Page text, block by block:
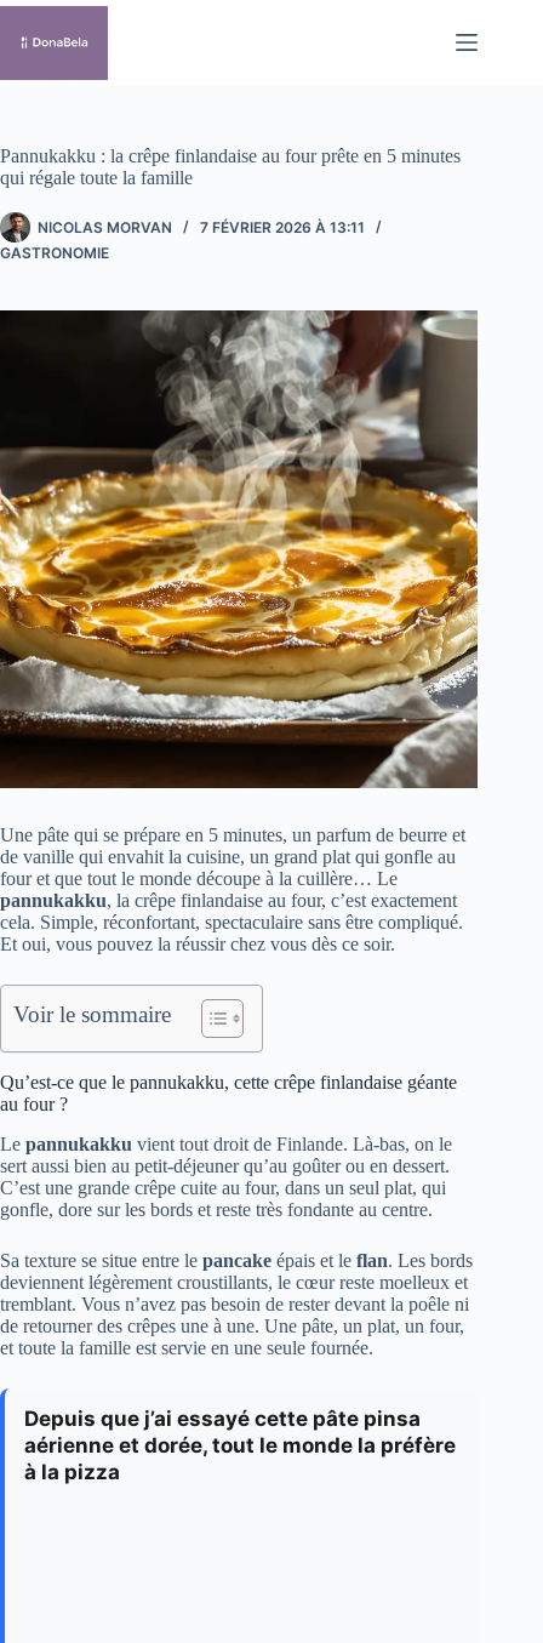
Passer
contenu
Pannukakku : la crêpe finlandaise au four prête en 5 minutes
qui régale toute la famille
NICOLAS MORVAN
7 FÉVRIER 2026 À 13:11
GASTRONOMIE
Une pâte qui se prépare en 5 minutes, un parfum de beurre et
de vanille qui envahit la cuisine, un grand plat qui gonfle au
four et que tout le monde découpe à la cuillère… Le
pannukakku, la crêpe finlandaise au four, c’est exactement
cela. Simple, réconfortant, spectaculaire sans être compliqué.
Et oui, vous pouvez la réussir chez vous dès ce soir.
Voir le sommaire
Qu’est-ce que le pannukakku, cette crêpe finlandaise géante
au four ?
Le pannukakku vient tout droit de Finlande. Là-bas, on le
sert aussi bien au petit-déjeuner qu’au goûter ou en dessert.
C’est une grande crêpe cuite au four, dans un seul plat, qui
gonfle, dore sur les bords et reste très fondante au centre.
Sa texture se situe entre le pancake épais et le flan. Les bords
deviennent légèrement croustillants, le cœur reste moelleux et
tremblant. Vous n’avez pas besoin de rester devant la poêle ni
de retourner des crêpes une à une. Une pâte, un plat, un four,
et toute la famille est servie en une seule fournée.
Depuis que j’ai essayé cette pâte pinsa
aérienne et dorée, tout le monde la préfère
à la pizza